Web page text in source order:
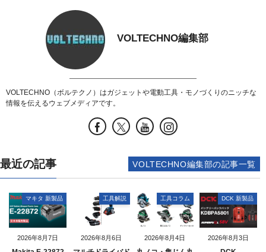
VOLTECHNO編集部
VOLTECHNO（ボルテクノ）はガジェットや電動工具・モノづくりのニッチな
情報を伝えるウェブメディアです。
最近の記事
2026年8月7日
マキタ 新製品
2026年8月6日
工具解説
2026年8月4日
工具コラム
2026年8月3日
DCK 新製品
VOLTECHNO編集部の記事一覧